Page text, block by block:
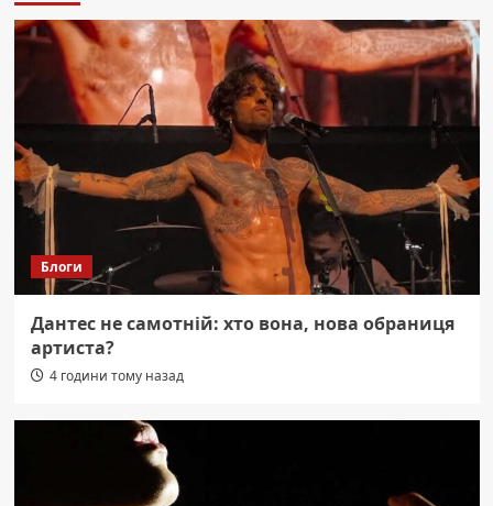
Блоги
Дантес не самотній: хто вона, нова обраниця
артиста?
4 години тому назад